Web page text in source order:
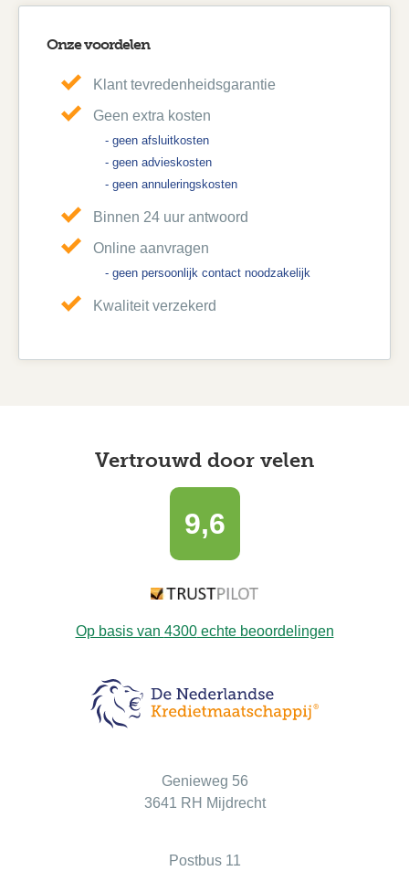
Onze voordelen
Klant tevredenheidsgarantie
Geen extra kosten
- geen afsluitkosten
- geen advieskosten
- geen annuleringskosten
Binnen 24 uur antwoord
Online aanvragen
- geen persoonlijk contact noodzakelijk
Kwaliteit verzekerd
Vertrouwd door velen
9,6
Op basis van 4300echte beoordelingen
Genieweg 56
3641 RH Mijdrecht
Postbus 11